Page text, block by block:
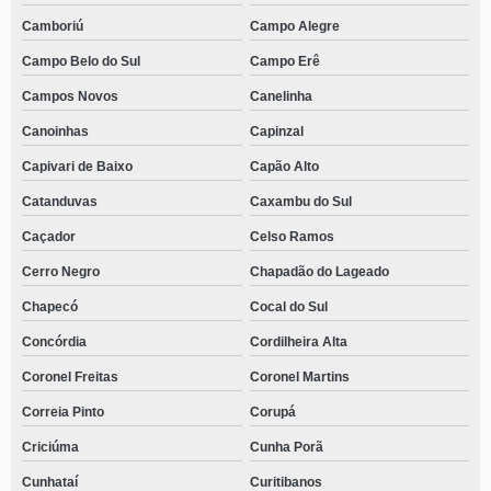
telefone de casa de recuperação de drogados Joaçaba
contato de casa de recuperação para adolescentes dependentes químicas
Paulo Lopes
telefone de casa de recuperação para usuários de drogas Jardim Iririú
casa de recuperação drogas Centro
casa de recuperação de drogas com terapeutas endereço Vargem
contato de casa de recuperação de drogados Seara
telefone de casa de recuperação para adolescentes dependentes químicas
Imbituba
casa de reabilitação mais perto de mim endereço Distrito Industrial
contato de casa de recuperação para usuários de drogas Rio Negrinho
contato de casa de reabilitação mais perto de mim Santa Luzia
casa de reabilitação endereço Balneário Rincão
Camboriú Campo Alegre
Campo Belo do Sul Campo Erê
Campos Novos Canelinha
Canoinhas Capinzal
Capivari de Baixo Capão Alto
Catanduvas Caxambu do Sul
Caçador Celso Ramos
Cerro Negro Chapadão do Lageado
Chapecó Cocal do Sul
Concórdia Cordilheira Alta
Coronel Freitas Coronel Martins
Correia Pinto Corupá
Criciúma Cunha Porã
Cunhataí Curitibanos